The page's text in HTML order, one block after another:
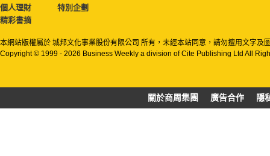
個人理財
特別企劃
精彩書摘
本網站版權屬於 城邦文化事業股份有限公司 所有，未經本站同意，請勿擅用文字及
Copyright © 1999 - 2026 Business Weekly a division of Cite Publishing Ltd All
關於商周集團 廣告合作 隱